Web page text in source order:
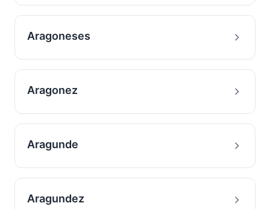
Aragoneses
Aragonez
Aragunde
Aragundez